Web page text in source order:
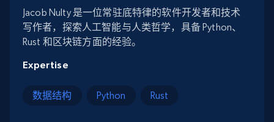
Jacob Nulty 是一位常驻底特律的软件开发者和技术
写作者，探索人工智能与人类哲学，具备 Python、
Rust 和区块链方面的经验。
Expertise
数据结构 Python Rust